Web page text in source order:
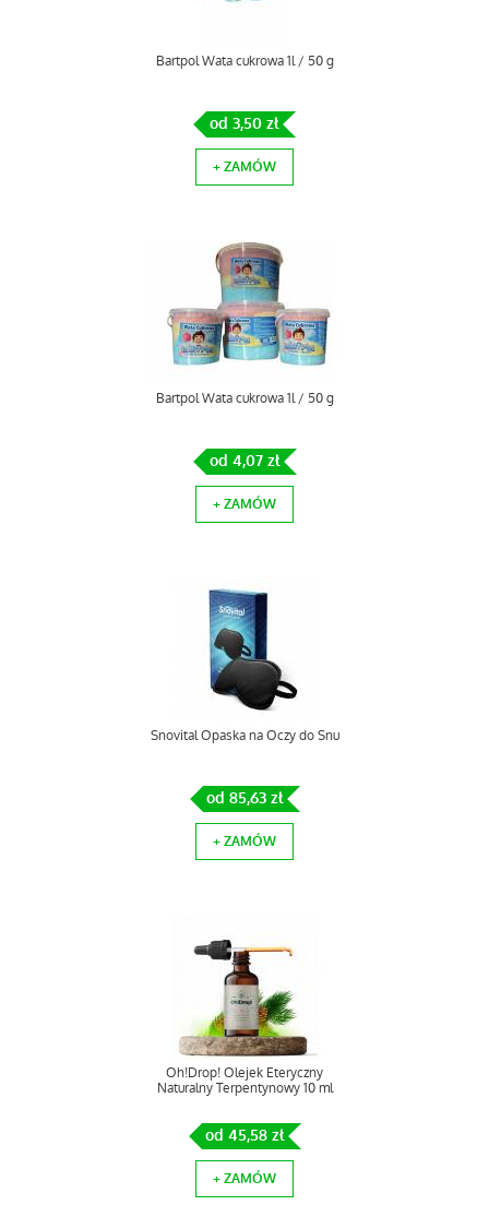
Bartpol Wata cukrowa 1l / 50 g
od 3,50 zł
+ ZAMÓW
Bartpol Wata cukrowa 1l / 50 g
od 4,07 zł
+ ZAMÓW
Snovital Opaska na Oczy do Snu
od 85,63 zł
+ ZAMÓW
Oh!Drop! Olejek Eteryczny
Naturalny Terpentynowy 10 ml
od 45,58 zł
+ ZAMÓW